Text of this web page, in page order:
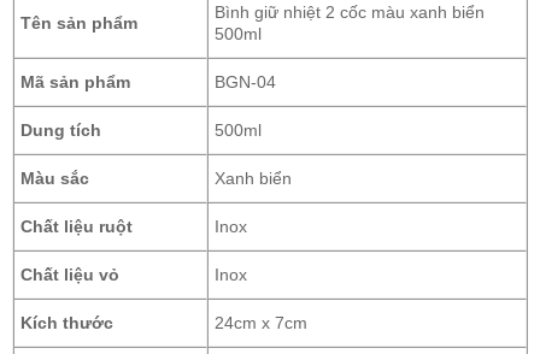
Tên sản phẩm
Bình giữ nhiệt 2 cốc màu xanh biển
500ml
Mã sản phẩm BGN-04
Dung tích 500ml
Màu sắc Xanh biển
Chất liệu ruột Inox
Chất liệu vỏ Inox
Kích thước 24cm x 7cm